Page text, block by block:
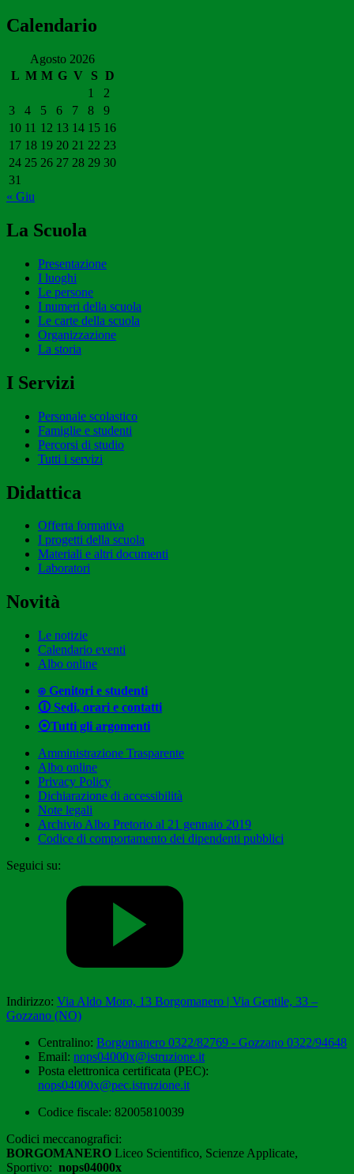
Calendario
Agosto 2026
L M M G V S D
1
2
3
4 5 6 7 8
9
10 11 12 13 14 15 16
17 18 19 20 21 22 23
24 25 26 27 28 29 30
31
« Giu
La Scuola
Presentazione
I luoghi
Le persone
I numeri della scuola
Le carte della scuola
Organizzazione
La storia
I Servizi
Personale scolastico
Famiglie e studenti
Percorsi di studio
Tutti i servizi
Didattica
Offerta formativa
I progetti della scuola
Materiali e altri documenti
Laboratori
Novità
Le notizie
Calendario eventi
Albo online
⍟ Genitori e studenti
🛈 Sedi, orari e contatti
⦿Tutti gli argomenti
Amministrazione Trasparente
Albo online
Privacy Policy
Dichiarazione di accessibilità
Note legali
Archivio Albo Pretorio al 21 gennaio 2019
Codice di comportamento dei dipendenti pubblici
Seguici su:
Indirizzo: Via Aldo Moro, 13 Borgomanero | Via Gentile, 33 –
Gozzano (NO)
Centralino: Borgomanero 0322/82769 - Gozzano 0322/94648
Email: nops04000x@istruzione.it
Posta elettronica certificata (PEC):
nops04000x@pec.istruzione.it
Codice fiscale: 82005810039
Codici meccanografici:
BORGOMANERO Liceo Scientifico, Scienze Applicate,
Sportivo: nops04000x